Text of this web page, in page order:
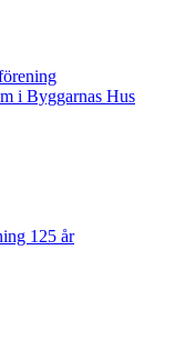
i Byggarnas Hus
125 år